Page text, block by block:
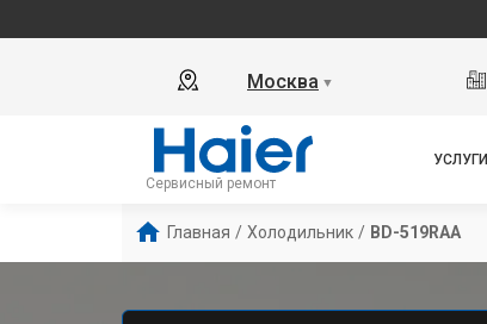
Москва ▼
Сервисный ремонт
УСЛУГИ
Главная / Холодильник / BD-519RAA